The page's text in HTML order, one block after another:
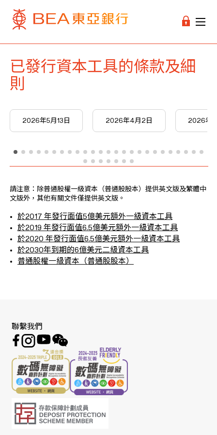
已發行資本工具的條款及細
則
2026年5月13日 2026年4月2日 2026年3
請注意：除普通股權一級資本（普通股股本）提供英文版及繁體中
文版外，其他有關文件僅提供英文版。
於2017 年發行面值5億美元額外一級資本工具
於2019 年發行面值6.5億美元額外一級資本工具
於2020 年發行面值6.5億美元額外一級資本工具
於2030年到期的6億美元二級資本工具
普通股權一級資本（普通股股本）
聯繫我們